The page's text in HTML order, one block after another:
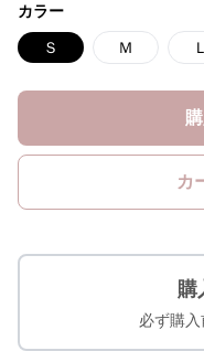
カラー
Ｓ Ｍ Ｌ
カ
購
必ず購入